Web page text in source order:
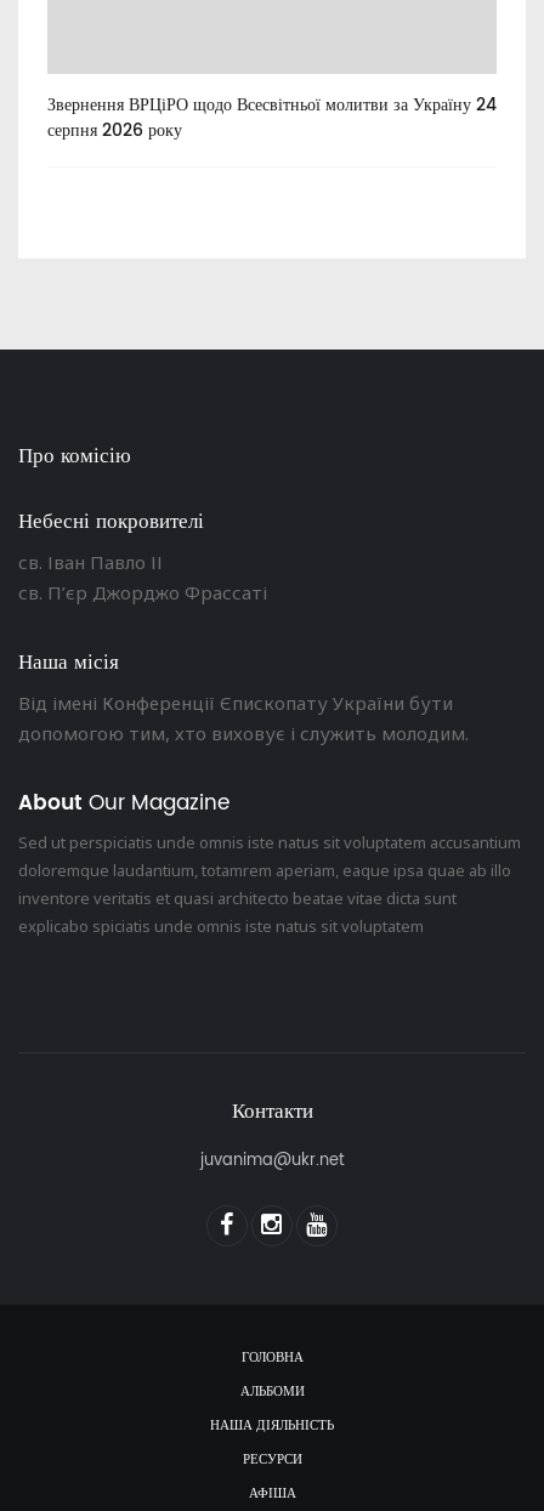
Звернення ВРЦіРО щодо Всесвітньої молитви за Україну 24
серпня 2026 року
Про комісію
Небесні покровителі
св. Іван Павло ІІ
св. П’єр Джорджо Фрассаті
Наша місія
Від імені Конференції Єпископату України бути
допомогою тим, хто виховує і служить молодим.
About Our Magazine
Sed ut perspiciatis unde omnis iste natus sit voluptatem accusantium
doloremque laudantium, totamrem aperiam, eaque ipsa quae ab illo
inventore veritatis et quasi architecto beatae vitae dicta sunt
explicabo spiciatis unde omnis iste natus sit voluptatem
Контакти
juvanima@ukr.net
ГОЛОВНА
АЛЬБОМИ
НАША ДІЯЛЬНІСТЬ
РЕСУРСИ
АФІША